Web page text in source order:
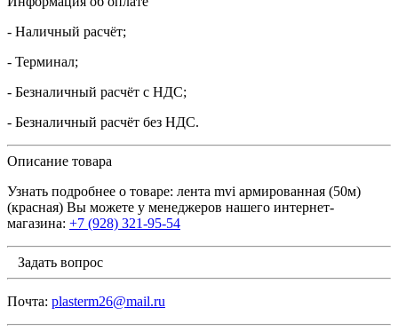
- Наличный расчёт;
- Терминал;
- Безналичный расчёт с НДС;
- Безналичный расчёт без НДС.
Описание товара
Узнать подробнее о товаре: лента mvi армированная (50м)
(красная) Вы можете у менеджеров нашего интернет-
магазина: +7 (928) 321-95-54
Задать вопрос
Почта: plasterm26@mail.ru